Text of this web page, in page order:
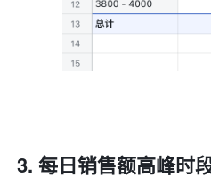
每日销售额高峰时